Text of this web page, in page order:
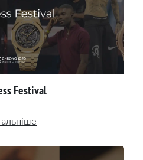
Festival